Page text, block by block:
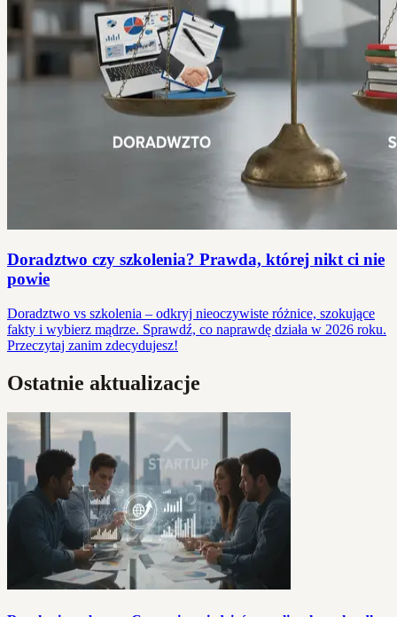
Doradztwo czy szkolenia? Prawda, której nikt ci nie
powie
Doradztwo vs szkolenia – odkryj nieoczywiste różnice, szokujące
fakty i wybierz mądrze. Sprawdź, co naprawdę działa w 2026 roku.
Przeczytaj zanim zdecydujesz!
Ostatnie aktualizacje